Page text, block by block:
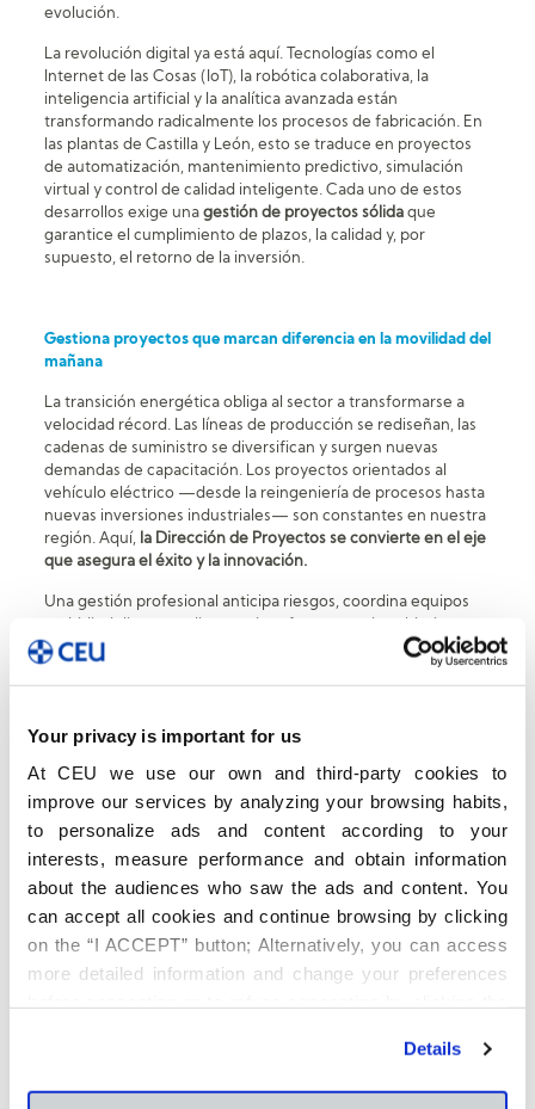
Your privacy is important for us
At CEU we use our own and third-party cookies to
improve our services by analyzing your browsing habits,
to personalize ads and content according to your
interests, measure performance and obtain information
about the audiences who saw the ads and content. You
can accept all cookies and continue browsing by clicking
on the “I ACCEPT” button; Alternatively, you can access
more detailed information and change your preferences
Details
evolución.
La revolución digital ya está aquí. Tecnologías como el
Internet de las Cosas (IoT), la robótica colaborativa, la
inteligencia artificial y la analítica avanzada están
transformando radicalmente los procesos de fabricación. En
las plantas de Castilla y León, esto se traduce en proyectos
de automatización, mantenimiento predictivo, simulación
virtual y control de calidad inteligente. Cada uno de estos
desarrollos exige una gestión de proyectos sólidaque
garantice el cumplimiento de plazos, la calidad y, por
supuesto, el retorno de la inversión.
Gestiona proyectos que marcan diferencia en la movilidad del
mañana
La transición energética obliga al sector a transformarse a
velocidad récord. Las líneas de producción se rediseñan, las
cadenas de suministro se diversifican y surgen nuevas
demandas de capacitación. Los proyectos orientados al
vehículo eléctrico —desde la reingeniería de procesos hasta
nuevas inversiones industriales— son constantes en nuestra
región. Aquí, la Dirección de Proyectos se convierte en el eje
que asegura el éxito y la innovación.
Una gestión profesional anticipa riesgos, coordina equipos
estratégicos de la empresa. Las compañías que adoptan
metodologías avanzadas de gestión de proyectos, como
perfiles cualificados en Dirección de Proyectos es más
evidente que nunca. Estos profesionales aportan unavisión
estructurada, liderazgo y orientación al cambio,
automoción. En la Escuela de Negocios CEU Castilla y León,
formamos a los líderes que pisarán el acelerador para
construir el futuro de esta industria.
¿Estás listo para liderar la carrera?